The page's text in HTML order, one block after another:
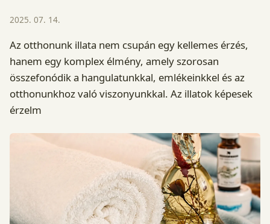
2025. 07. 14.
Az otthonunk illata nem csupán egy kellemes érzés,
hanem egy komplex élmény, amely szorosan
összefonódik a hangulatunkkal, emlékeinkkel és az
otthonunkhoz való viszonyunkkal. Az illatok képesek
érzelm